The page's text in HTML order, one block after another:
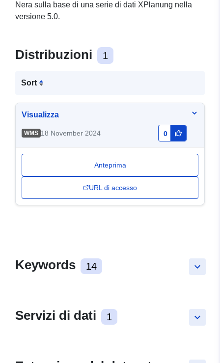
Nera sulla base di una serie di dati XPlanung nella
versione 5.0.
Distribuzioni 1
Sort
Visualizza
WMS 18 November 2024 0
Anteprima
URL di accesso
keyboard_arrow_down
Keywords 14
keyboard_arrow_down
Servizi di dati 1